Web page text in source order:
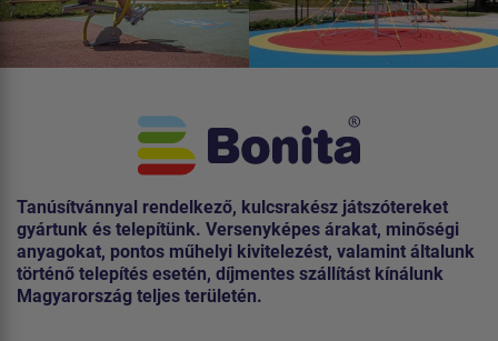
Tanúsítvánnyal rendelkező, kulcsrakész játszótereket
gyártunk és telepítünk. Versenyképes árakat, minőségi
anyagokat, pontos műhelyi kivitelezést, valamint általunk
történő telepítés esetén, díjmentes szállítást kínálunk
Magyarország teljes területén.